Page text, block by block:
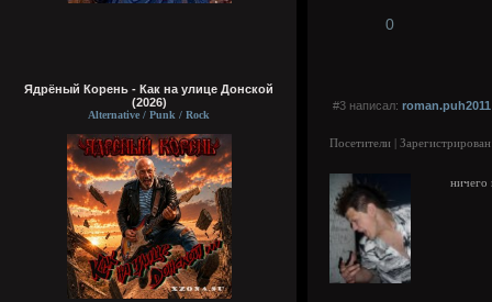
Ядрёный Корень - Как на улице Донской
(2026)
Alternative / Punk / Rock
0
#3 написал: roman.puh2011
Посетители |